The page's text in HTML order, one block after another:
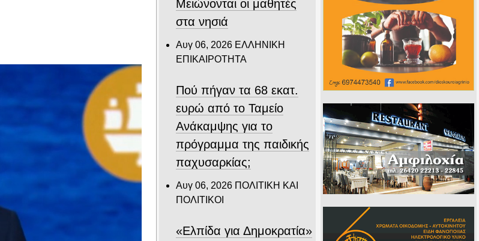
Μειώνονται οι μαθητές
στα νησιά
Αυγ 06, 2026 ΕΛΛΗΝΙΚΗ
ΕΠΙΚΑΙΡΟΤΗΤΑ
Πού πήγαν τα 68 εκατ.
ευρώ από το Ταμείο
Ανάκαμψης για το
πρόγραμμα της παιδικής
παχυσαρκίας;
Αυγ 06, 2026 ΠΟΛΙΤΙΚΗ ΚΑΙ
ΠΟΛΙΤΙΚΟΙ
«Ελπίδα για Δημοκρατία»